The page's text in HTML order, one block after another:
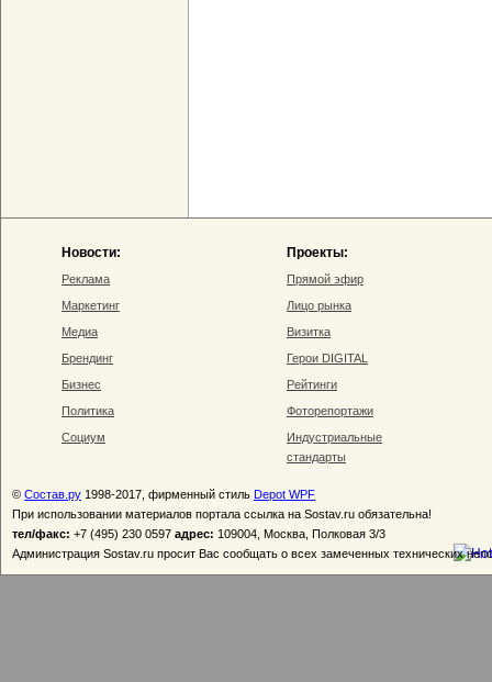
Новости:
Реклама
Маркетинг
Медиа
Брендинг
Бизнес
Политика
Социум
Проекты:
Прямой эфир
Лицо рынка
Визитка
Герои DIGITAL
Рейтинги
Фоторепортажи
Индустриальные
стандарты
© Состав.ру 1998-2017, фирменный стиль Depot WPF
При использовании материалов портала ссылка на Sostav.ru обязательна!
тел/факс: +7 (495) 230 0597 адрес: 109004, Москва, Полковая 3/3
Администрация Sostav.ru просит Вас сообщать о всех замеченных технических